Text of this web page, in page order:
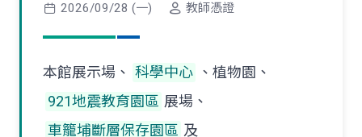
2026/09/28 (一) 教師憑證
本館展示場、 科學中心 、植物園、
921地震教育園區 展場、
車籠埔斷層保存園區 及